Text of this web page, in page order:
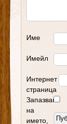
Име
Имейл
Интернет
страница
Запазване
на
името,